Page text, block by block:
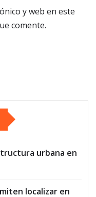
y web en este
comente.
urbana en
localizar en